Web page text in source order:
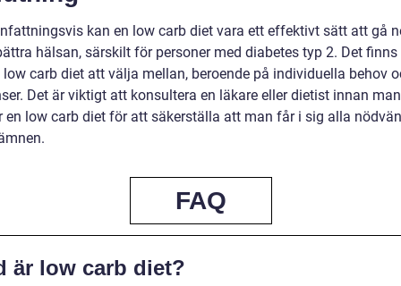
kan en low carb diet vara ett effektivt sätt att gå
hälsan, särskilt för personer med diabetes typ 2. Det
low carb diet att välja mellan, beroende på individuella behov
Det är viktigt att konsultera en läkare eller dietist innan man
en low carb diet för att säkerställa att man får i sig alla
FAQ
är low carb diet?